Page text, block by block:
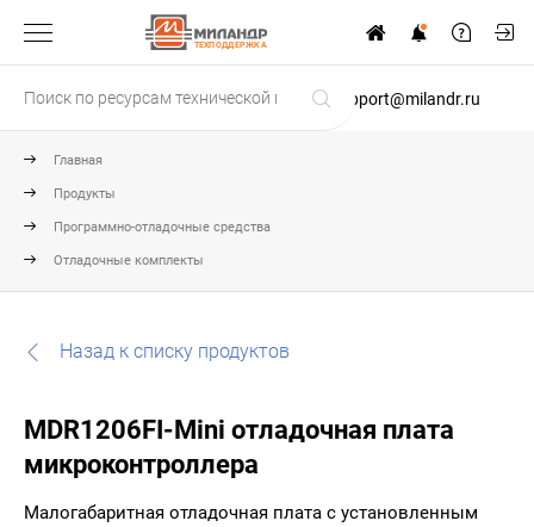
ТЕХПОДДЕРЖКА
support@milandr.ru
Главная
Продукты
Программно-отладочные средства
Отладочные комплекты
Назад к списку продуктов
MDR1206FI-Mini отладочная плата
микроконтроллера
Малогабаритная отладочная плата с установленным